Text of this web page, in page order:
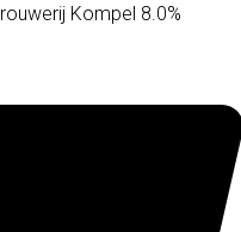
Kompel 8.0%